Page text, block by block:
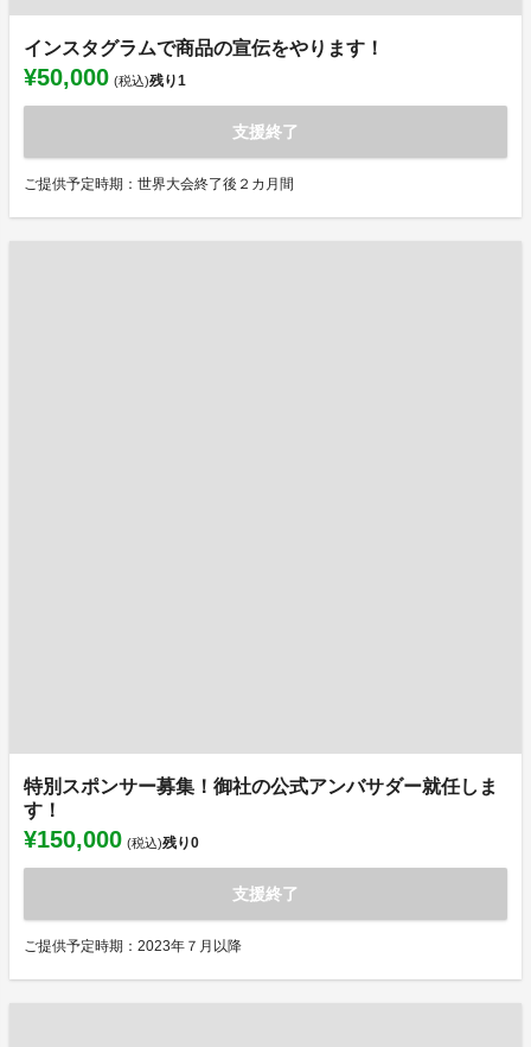
インスタグラムで商品の宣伝をやります！
¥50,000 (税込)残り1
支援終了
ご提供予定時期：世界大会終了後２カ月間
特別スポンサー募集！御社の公式アンバサダー就任しま
す！
¥150,000 (税込)残り0
支援終了
ご提供予定時期：2023年７月以降